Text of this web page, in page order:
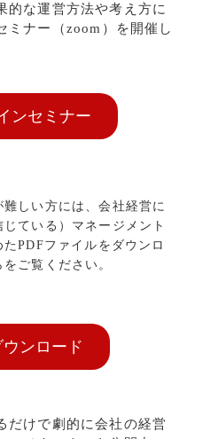
的な運営方法や考え方に
ミナー（zoom）を開催し
ンセミナー
しい方には、会社経営に
ている）マネージメント
PDFファイルをダウンロ
ご覧ください。
ンロード
だけで劇的に会社の経営